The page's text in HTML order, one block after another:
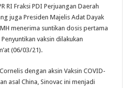
RI Fraksi PDI Perjuangan Daerah
juga Presiden Majelis Adat Dayak
menerima suntikan dosis pertama
vaksin dilakukan
(06/03/21).
dengan aksin Vaksin COVID-
asal China, Sinovac ini menjadi